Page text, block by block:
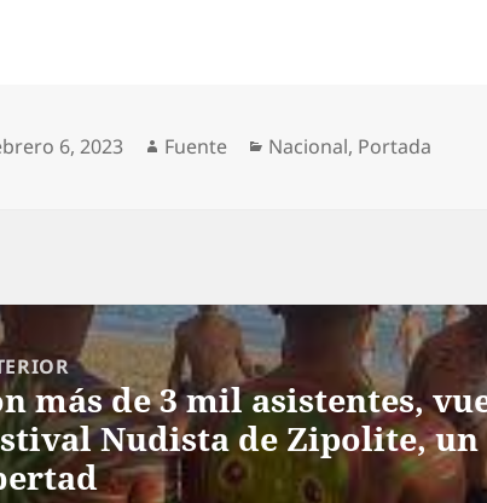
6, 2023 Autor
Fuente Categorías
Nacional, Portada
más de 3 mil asistentes,
Nudista de Zipolite, un